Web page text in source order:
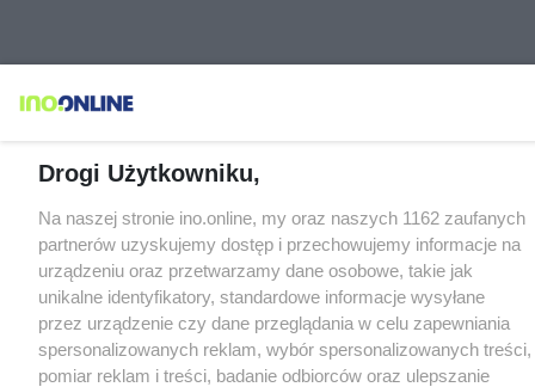
Drogi Użytkowniku,
Na naszej stronie ino.online, my oraz naszych 1162 zaufanych
partnerów uzyskujemy dostęp i przechowujemy informacje na
urządzeniu oraz przetwarzamy dane osobowe, takie jak
unikalne identyfikatory, standardowe informacje wysyłane
przez urządzenie czy dane przeglądania w celu zapewniania
spersonalizowanych reklam, wybór spersonalizowanych treści,
pomiar reklam i treści, badanie odbiorców oraz ulepszanie